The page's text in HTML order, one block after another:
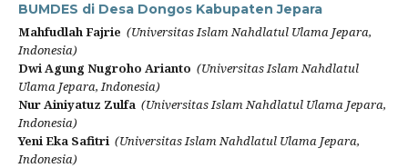
BUMDES di Desa Dongos Kabupaten Jepara
Mahfudlah Fajrie (Universitas Islam Nahdlatul Ulama Jepara,
Indonesia)
Dwi Agung Nugroho Arianto (Universitas Islam Nahdlatul
Ulama Jepara, Indonesia)
Nur Ainiyatuz Zulfa (Universitas Islam Nahdlatul Ulama Jepara,
Indonesia)
Yeni Eka Safitri (Universitas Islam Nahdlatul Ulama Jepara,
Indonesia)